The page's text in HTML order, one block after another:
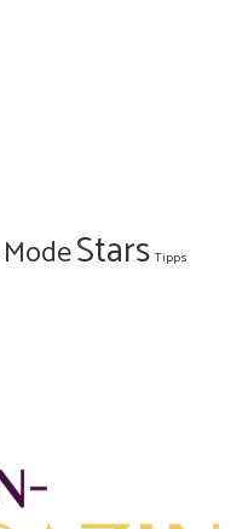
ModeStars Tipps